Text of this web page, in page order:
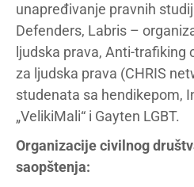
unapređivanje pravnih
Defenders, Labris –
ljudska prava, Anti-trafiking
za ljudska prava (CHRIS
studenata sa hendikepom,
„VelikiMali“ i Gayten LGBT.
Organizacije civilnog
saopštenja: